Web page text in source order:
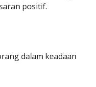
positif.
dalam keadaan